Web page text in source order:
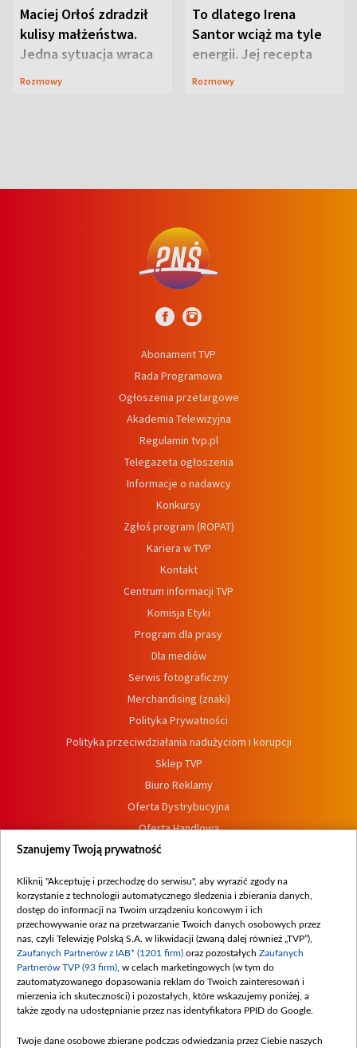
Maciej Orłoś zdradził
kulisy małżeństwa.
Jedna sytuacja wraca
jak bumerang
Rozmowy
To dlatego Irena
Santor wciąż ma tyle
energii. Jej recepta
jest zaskakująco
Rozmowy
Abonament TVP
Rada Programowa
Ogłoszenia przetargowe
Akademia Telewizyjna
Regulamin tvp.pl
Telegazeta ogłoszenia
Informacje o nadawcy
Konkursy
Zgłoś program (ROPAT)
Kariera w TVP
Kontakt
Centrum informacji TVP
Komisja Etyki
Program dla prasy
Dla mediów
Serwis fotograficzny
Merchandising (znaki)
Polityka Prywatności
Polityka przeciwdziałania nadużyciom i korupcji
Sklep TVP
Biuro Reklamy
Oferta Dystrybucyjna
Oferta Handlowa
Dostępność
Procedura zgłoszeń wewnętrznych
Szanujemy Twoją prywatność
Kliknij "Akceptuję i przechodzę do serwisu", aby wyrazić zgody na
korzystanie z technologii automatycznego śledzenia i zbierania danych,
dostęp do informacji na Twoim urządzeniu końcowym i ich
przechowywanie oraz na przetwarzanie Twoich danych osobowych przez
nas, czyli Telewizję Polską S.A. w likwidacji (zwaną dalej również „TVP”),
Zaufanych Partnerów z IAB* (1201 firm) oraz pozostałych Zaufanych
Partnerów TVP (93 firm) , w celach marketingowych (w tym do
zautomatyzowanego dopasowania reklam do Twoich zainteresowań i
mierzenia ich skuteczności) i pozostałych, które wskazujemy poniżej, a
także zgody na udostępnianie przez nas identyfikatora PPID do Google.
Twoje dane osobowe zbierane podczas odwiedzania przez Ciebie naszych